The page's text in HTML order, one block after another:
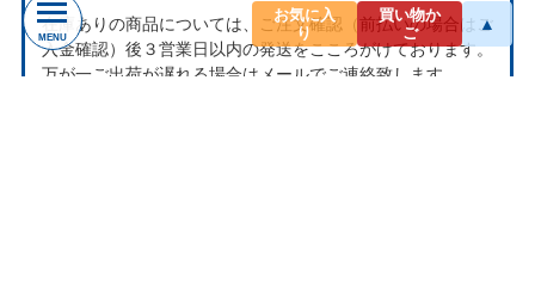
在庫ありの商品については、ご注文確認（前払いの場合はご
入金確認）後３営業日以内の発送をこころがけております。
万が一ご出荷が遅れる場合はメールでご連絡致します。
MENU
お気に入
り
買い物か
ご
▲